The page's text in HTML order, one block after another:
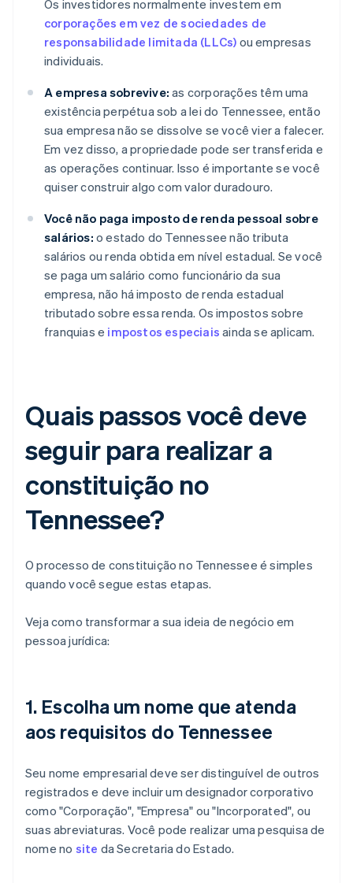
Os investidores normalmente investem em
corporações em vez de sociedades de
responsabilidade limitada (LLCs) ou empresas
individuais.
A empresa sobrevive: as corporações têm uma
existência perpétua sob a lei do Tennessee, então
sua empresa não se dissolve se você vier a falecer.
Em vez disso, a propriedade pode ser transferida e
as operações continuar. Isso é importante se você
quiser construir algo com valor duradouro.
Você não paga imposto de renda pessoal sobre
salários: o estado do Tennessee não tributa
salários ou renda obtida em nível estadual. Se você
se paga um salário como funcionário da sua
empresa, não há imposto de renda estadual
tributado sobre essa renda. Os impostos sobre
franquias e impostos especiais ainda se aplicam.
Quais passos você deve
seguir para realizar a
constituição no
Tennessee?
O processo de constituição no Tennessee é simples
quando você segue estas etapas.
Veja como transformar a sua ideia de negócio em
pessoa jurídica:
1. Escolha um nome que atenda
aos requisitos do Tennessee
Seu nome empresarial deve ser distinguível de outros
registrados e deve incluir um designador corporativo
como "Corporação", "Empresa" ou "Incorporated", ou
suas abreviaturas. Você pode realizar uma pesquisa de
nome no site da Secretaria do Estado.